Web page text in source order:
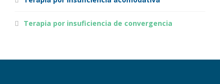
Terapia por insuficiencia de convergencia